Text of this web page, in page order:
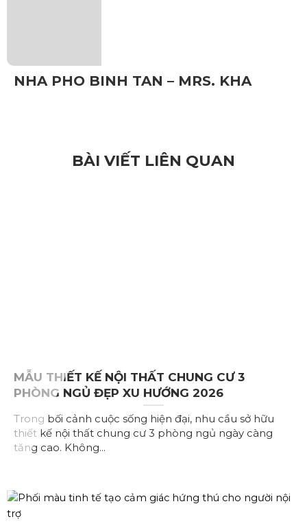
NHA PHO BINH TAN – MRS. KHA
BÀI VIẾT LIÊN QUAN
MẪU THIẾT KẾ NỘI THẤT CHUNG CƯ 3
PHÒNG NGỦ ĐẸP XU HƯỚNG 2026
Trong bối cảnh cuộc sống hiện đại, nhu cầu sở hữu
thiết kế nội thất chung cư 3 phòng ngủ ngày càng
tăng cao. Không